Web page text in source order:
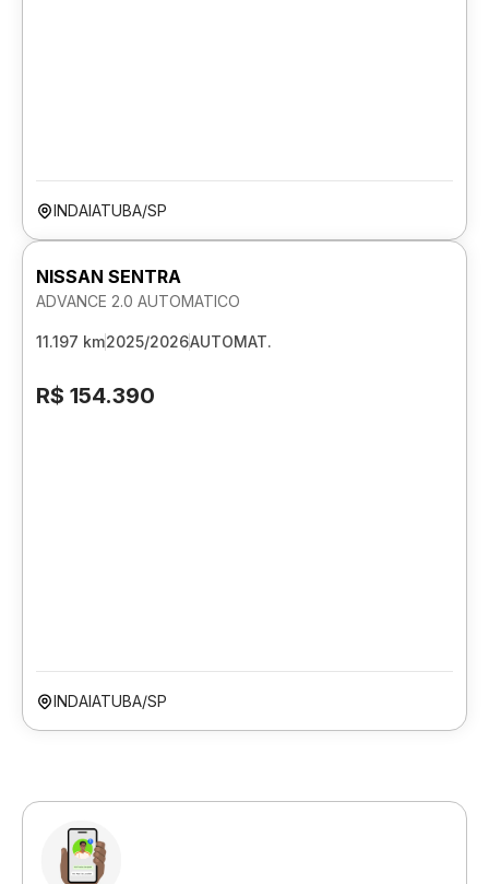
INDAIATUBA/SP
NISSAN SENTRA
ADVANCE 2.0 AUTOMATICO
11.197 km2025/2026AUTOMAT.
R$ 154.390
INDAIATUBA/SP